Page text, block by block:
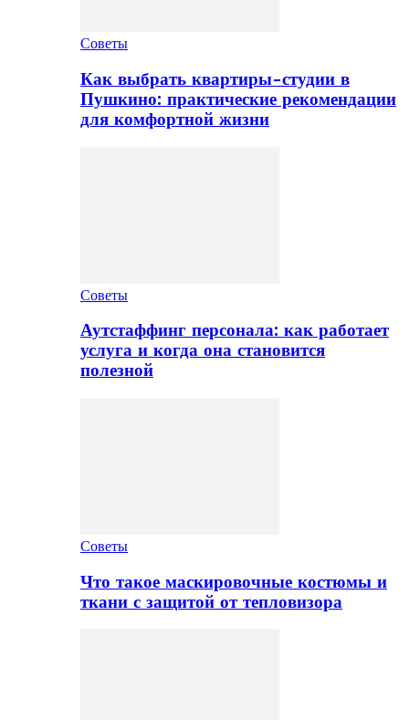
Советы
Как выбрать квартиры-студии в
Пушкино: практические рекомендации
для комфортной жизни
Советы
Аутстаффинг персонала: как работает
услуга и когда она становится
полезной
Советы
Что такое маскировочные костюмы и
ткани с защитой от тепловизора